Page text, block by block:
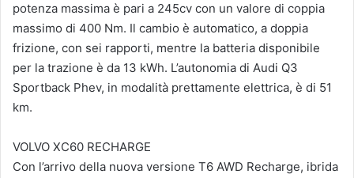
potenza massima è pari a 245cv con un valore di coppia
massimo di 400 Nm. Il cambio è automatico, a doppia
frizione, con sei rapporti, mentre la batteria disponibile
per la trazione è da 13 kWh. L’autonomia di Audi Q3
Sportback Phev, in modalità prettamente elettrica, è di 51
km.
VOLVO XC60 RECHARGE
Con l’arrivo della nuova versione T6 AWD Recharge, ibrida